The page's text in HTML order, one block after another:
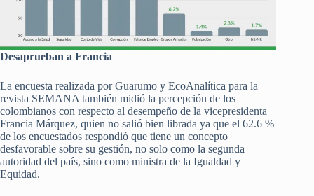
Desaprueban a Francia
La encuesta realizada por Guarumo y EcoAnalítica para la
revista SEMANA también midió la percepción de los
colombianos con respecto al desempeño de la vicepresidenta
Francia Márquez, quien no salió bien librada ya que el 62.6 %
de los encuestados respondió que tiene un concepto
desfavorable sobre su gestión, no solo como la segunda
autoridad del país, sino como ministra de la Igualdad y
Equidad.